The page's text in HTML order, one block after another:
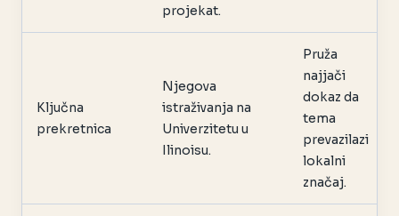
projekat.
Ključna
prekretnica
Njegova
istraživanja na
Univerzitetu u
Ilinoisu.
Pruža
najjači
dokaz da
tema
prevazilazi
lokalni
značaj.